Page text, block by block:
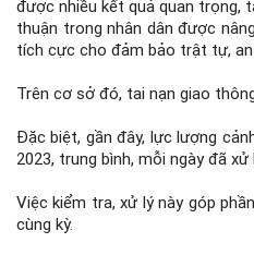
được nhiều kết quả quan trọng,
thuận trong nhân dân được
tích cực cho đảm bảo trật tự,
Trên cơ sở đó, tai nạn giao
Đặc biệt, gần đây, lực lượng
2023, trung bình, mỗi ngày đã
Việc kiểm tra, xử lý này góp
cùng kỳ.